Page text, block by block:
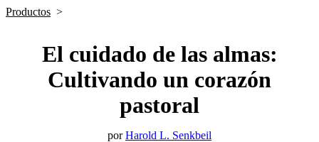
Productos >
El cuidado de las almas:
Cultivando un corazón
pastoral
porHarold L. Senkbeil